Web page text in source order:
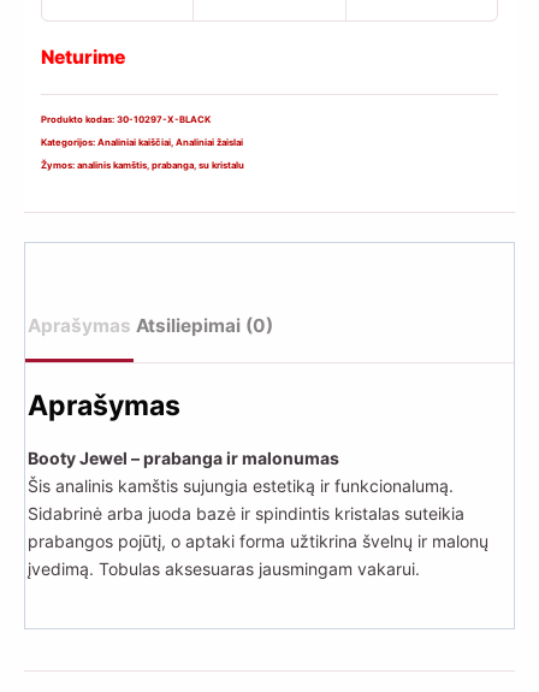
Neturime
Produkto kodas: 30-10297-X-BLACK
Kategorijos: Analiniai kaiščiai Analiniai žaislai
Žymos: analinis kamštis prabanga su kristalu
Aprašymas Atsiliepimai (0)
Aprašymas
Booty Jewel – prabanga ir malonumas
Šis analinis kamštis sujungia estetiką ir funkcionalumą.
Sidabrinė arba juoda bazė ir spindintis kristalas suteikia
prabangos pojūtį, o aptaki forma užtikrina švelnų ir malonų
įvedimą. Tobulas aksesuaras jausmingam vakarui.